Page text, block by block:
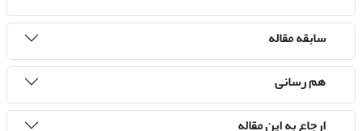
سابقه مقاله
هم رسانی
ارجاع به این مقاله